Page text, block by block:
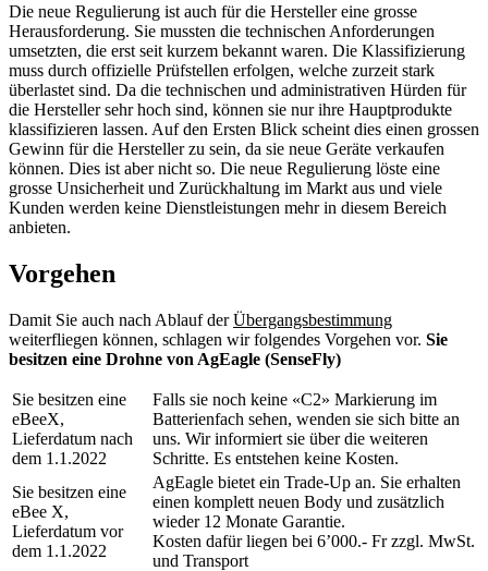
Die neue Regulierung ist auch für die Hersteller eine grosse
Herausforderung. Sie mussten die technischen Anforderungen
umsetzten, die erst seit kurzem bekannt waren. Die Klassifizierung
muss durch offizielle Prüfstellen erfolgen, welche zurzeit stark
überlastet sind. Da die technischen und administrativen Hürden für
die Hersteller sehr hoch sind, können sie nur ihre Hauptprodukte
klassifizieren lassen. Auf den Ersten Blick scheint dies einen grossen
Gewinn für die Hersteller zu sein, da sie neue Geräte verkaufen
können. Dies ist aber nicht so. Die neue Regulierung löste eine
grosse Unsicherheit und Zurückhaltung im Markt aus und viele
Kunden werden keine Dienstleistungen mehr in diesem Bereich
anbieten.
Vorgehen
Damit Sie auch nach Ablauf derÜbergangsbestimmung
weiterfliegen können, schlagen wir folgendes Vorgehen vor. Sie
besitzen eine Drohne von AgEagle (SenseFly)
Sie besitzen eine
eBeeX,
Lieferdatum nach
dem 1.1.2022
Falls sie noch keine «C2» Markierung im
Batterienfach sehen, wenden sie sich bitte an
uns. Wir informiert sie über die weiteren
Schritte. Es entstehen keine Kosten.
Sie besitzen eine
eBee X,
Lieferdatum vor
dem 1.1.2022
AgEagle bietet ein Trade-Up an. Sie erhalten
einen komplett neuen Body und zusätzlich
wieder 12 Monate Garantie.
Kosten dafür liegen bei 6’000.- Fr zzgl. MwSt.
und Transport